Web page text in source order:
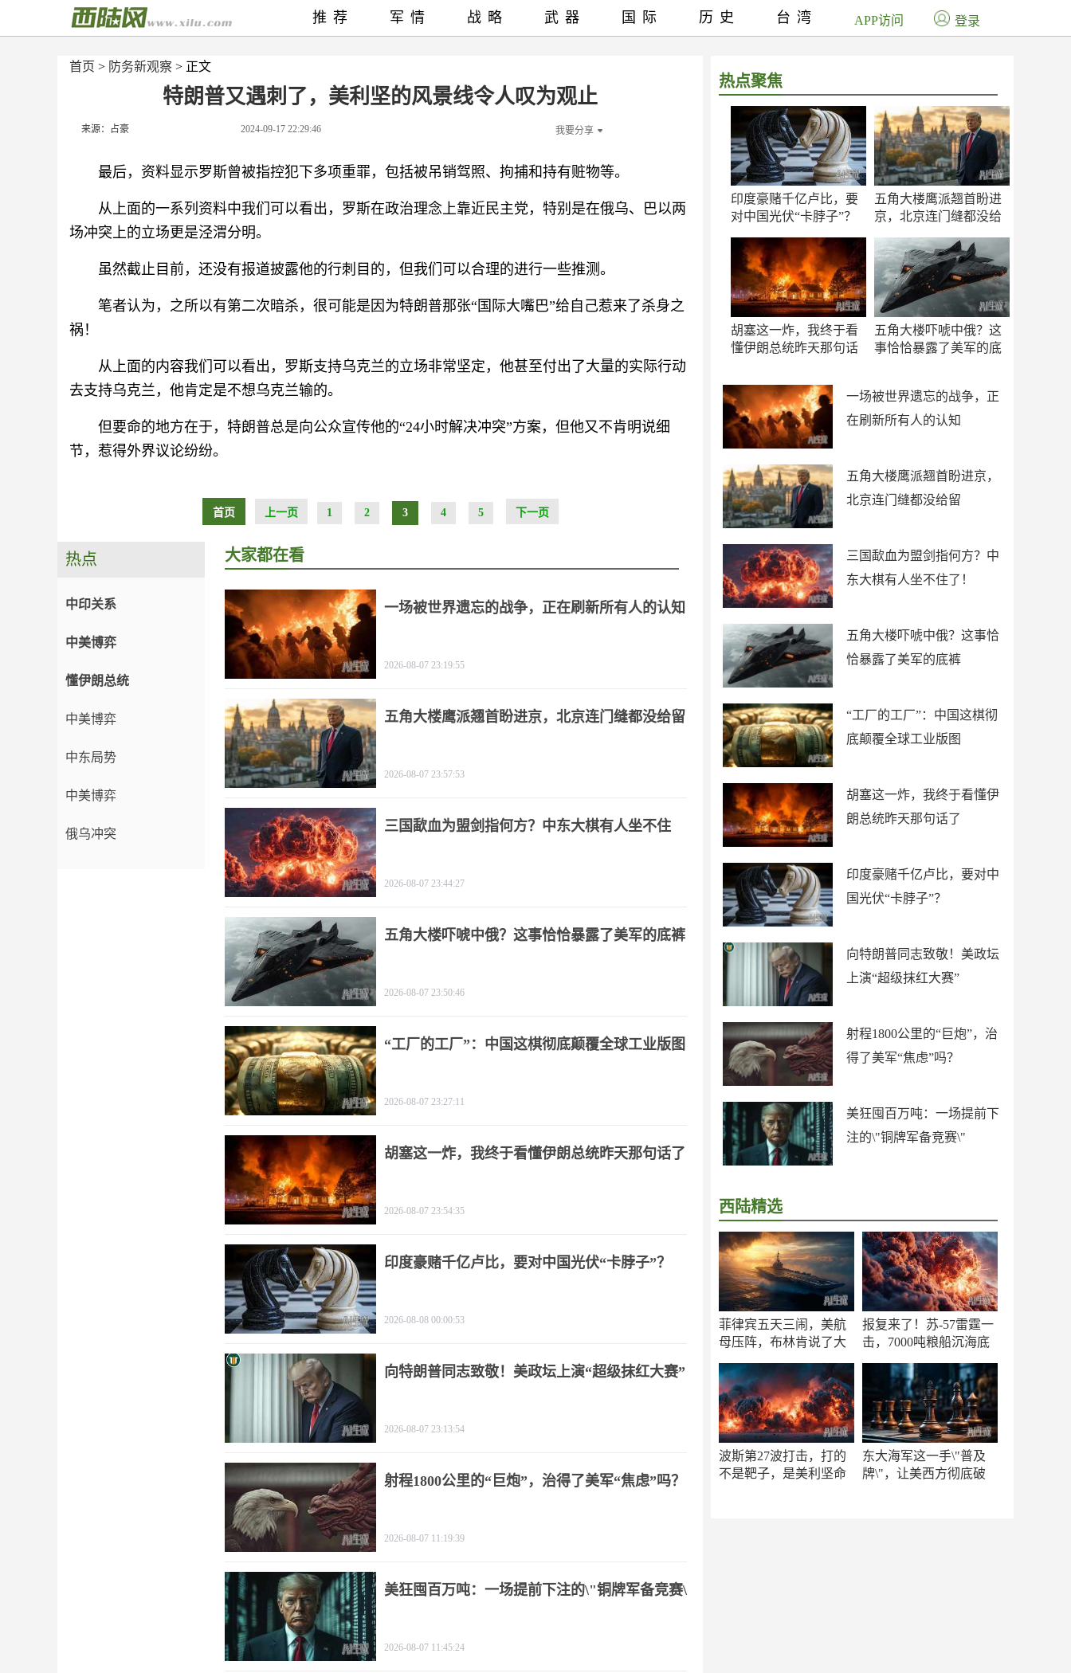
首页 > 防务新观察 > 正文
特朗普又遇刺了，美利坚的风景线令人叹为观止
来源：占豪 2024-09-17 22:29:46 我要分享
最后，资料显示罗斯曾被指控犯下多项重罪，包括被吊销驾照、拘捕和持有赃物等。
从上面的一系列资料中我们可以看出，罗斯在政治理念上靠近民主党，特别是在俄乌、巴以两
场冲突上的立场更是泾渭分明。
虽然截止目前，还没有报道披露他的行刺目的，但我们可以合理的进行一些推测。
笔者认为，之所以有第二次暗杀，很可能是因为特朗普那张“国际大嘴巴”给自己惹来了杀身之
祸！
从上面的内容我们可以看出，罗斯支持乌克兰的立场非常坚定，他甚至付出了大量的实际行动
去支持乌克兰，他肯定是不想乌克兰输的。
但要命的地方在于，特朗普总是向公众宣传他的“24小时解决冲突”方案，但他又不肯明说细
节，惹得外界议论纷纷。
首页 上一页 1 2 3 4 5 下一页
热点聚焦
印度豪赌千亿卢比，要
对中国光伏“卡脖子”？
五角大楼鹰派翘首盼进
京，北京连门缝都没给
胡塞这一炸，我终于看
懂伊朗总统昨天那句话
五角大楼吓唬中俄？这
事恰恰暴露了美军的底
一场被世界遗忘的战争，正
在刷新所有人的认知
五角大楼鹰派翘首盼进京，
北京连门缝都没给留
三国歃血为盟剑指何方？中
东大棋有人坐不住了！
五角大楼吓唬中俄？这事恰
恰暴露了美军的底裤
“工厂的工厂”：中国这棋彻
底颠覆全球工业版图
胡塞这一炸，我终于看懂伊
朗总统昨天那句话了
印度豪赌千亿卢比，要对中
国光伏“卡脖子”？
向特朗普同志致敬！美政坛
上演“超级抹红大赛”
射程1800公里的“巨炮”，治
得了美军“焦虑”吗？
美狂囤百万吨：一场提前下
注的\"铜牌军备竞赛\"
西陆精选
菲律宾五天三闹，美航
母压阵，布林肯说了大
报复来了！苏-57雷霆一
击，7000吨粮船沉海底
波斯第27波打击，打的
不是靶子，是美利坚命
东大海军这一手\"普及
牌\"，让美西方彻底破
推荐 军情 战略 武器 国际 历史 台湾 APP访问 登录
热点
中印关系
中美博弈
懂伊朗总统
中美博弈
中东局势
中美博弈
俄乌冲突
大家都在看
一场被世界遗忘的战争，正在刷新所有人的认知
2026-08-07 23:19:55
五角大楼鹰派翘首盼进京，北京连门缝都没给留
2026-08-07 23:57:53
三国歃血为盟剑指何方？中东大棋有人坐不住
2026-08-07 23:44:27
五角大楼吓唬中俄？这事恰恰暴露了美军的底裤
2026-08-07 23:50:46
“工厂的工厂”：中国这棋彻底颠覆全球工业版图
2026-08-07 23:27:11
胡塞这一炸，我终于看懂伊朗总统昨天那句话了
2026-08-07 23:54:35
印度豪赌千亿卢比，要对中国光伏“卡脖子”？
2026-08-08 00:00:53
向特朗普同志致敬！美政坛上演“超级抹红大赛”
2026-08-07 23:13:54
射程1800公里的“巨炮”，治得了美军“焦虑”吗？
2026-08-07 11:19:39
美狂囤百万吨：一场提前下注的\"铜牌军备竞赛\"
2026-08-07 11:45:24